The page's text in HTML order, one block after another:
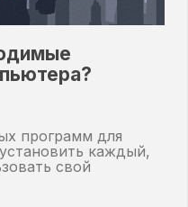
программ для
каждый,
свой